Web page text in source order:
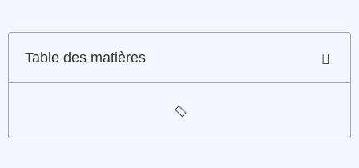
Table des matières